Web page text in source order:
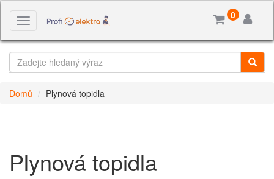
Toggle
0
Domů Plynová topidla
Plynová topidla